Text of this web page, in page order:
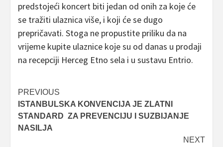
predstojeći koncert biti jedan od onih za koje će
se tražiti ulaznica više, i koji će se dugo
prepričavati. Stoga ne propustite priliku da na
vrijeme kupite ulaznice koje su od danas u prodaji
na recepciji Herceg Etno sela i u sustavu Entrio.
Post
navigation
PREVIOUS
ISTANBULSKA KONVENCIJA JE ZLATNI
STANDARD ZA PREVENCIJU I SUZBIJANJE
NASILJA
NEXT